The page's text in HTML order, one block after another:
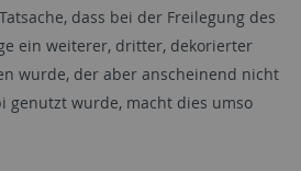
dass bei der Freilegung des
ein weiterer, dritter, dekorierter
wurde, der aber anscheinend nicht
genutzt wurde, macht dies umso